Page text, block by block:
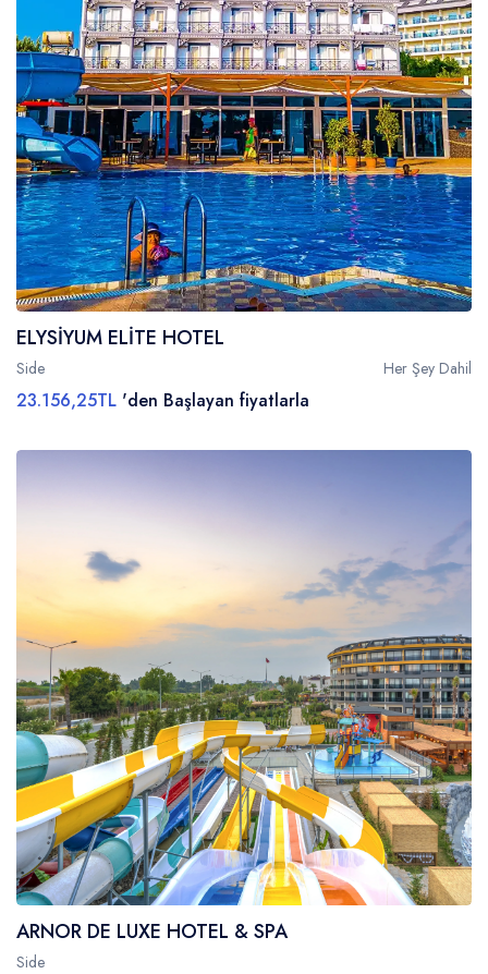
ELYSİYUM ELİTE HOTEL
Side Her Şey Dahil
23.156,25TL 'den Başlayan fiyatlarla
ARNOR DE LUXE HOTEL & SPA
Side